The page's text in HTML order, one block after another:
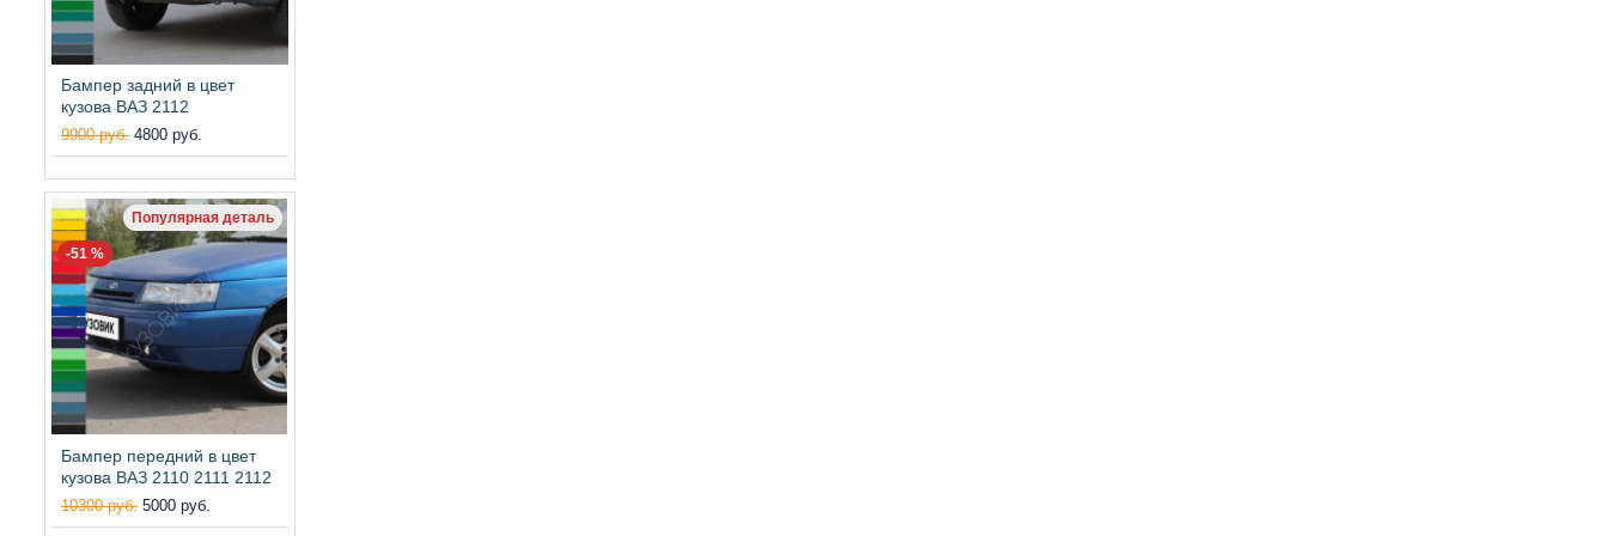
Бампер задний в цвет
кузова ВАЗ 2112
9900 руб. 4800 руб.
Популярная деталь
-51 %
Бампер передний в цвет
кузова ВАЗ 2110 2111 2112
10300 руб. 5000 руб.